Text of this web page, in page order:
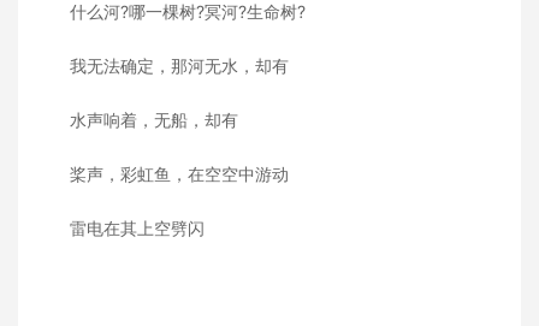
什么河?哪一棵树?冥河?生命树?
我无法确定，那河无水，却有
水声响着，无船，却有
桨声，彩虹鱼，在空空中游动
雷电在其上空劈闪